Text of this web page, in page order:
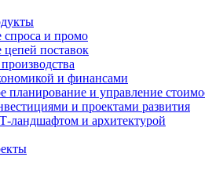
и промо
поставок
и финансами
планирование и управление
и проектами развития
ландшафтом и архитектурой